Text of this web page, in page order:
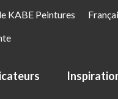
KABE Peintures